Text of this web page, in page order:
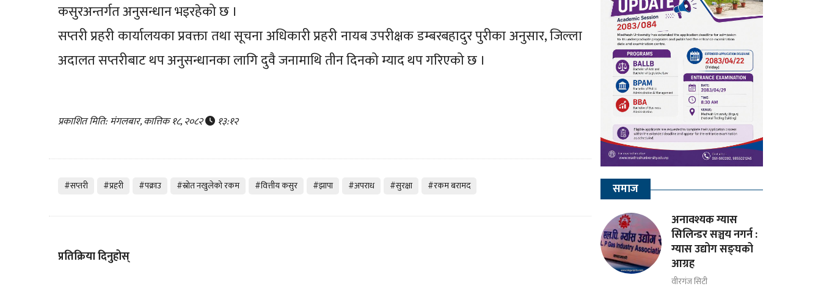
कसुरअन्तर्गत अनुसन्धान भइरहेको छ ।
सप्तरी प्रहरी कार्यालयका प्रवक्ता तथा सूचना अधिकारी प्रहरी नायब उपरीक्षक डम्बरबहादुर पुरीका अनुसार, जिल्ला
अदालत सप्तरीबाट थप अनुसन्धानका लागि दुवै जनामाथि तीन दिनको म्याद थप गरिएको छ ।
प्रकाशित मिति: मंगलबार, कात्तिक १८, २०८२ १३:१२
#सप्तरी #प्रहरी #पक्राउ #स्रोत नखुलेको रकम #वित्तीय कसुर #झापा #अपराध #सुरक्षा #रकम बरामद
प्रतिक्रिया दिनुहोस्
समाज
अनावश्यक ग्यास
सिलिन्डर सञ्चय नगर्न :
ग्यास उद्योग सङ्घको
आग्रह
वीरगंज सिटी